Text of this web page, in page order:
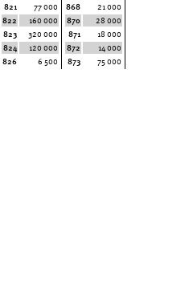
821
77 000
822
160 000
823
320 000
824
120 000
826
6 500
868
21 000
870
28 000
871
18 000
872
14 000
873
75 000